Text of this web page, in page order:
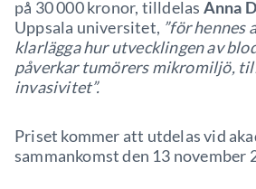
på 30 000 kronor, tilldelas Anna
Uppsala universitet, ”för hennes
klarlägga hur utvecklingen av
påverkar tumörers mikromiljö,
invasivitet”.
Priset kommer att utdelas vid
sammankomst den 13 november